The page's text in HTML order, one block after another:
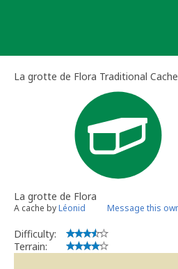
La grotte de Flora Traditional Cache
La grotte de Flora
A cache byLéonid Message this
Difficulty:
Terrain: